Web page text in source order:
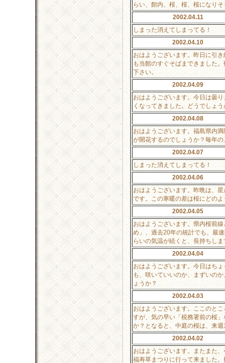
らい、館内、桜、桜、桜になり
2002.04.11
しまった消えてしまってる！
2002.04.10
おはようございます。昨日に引
も当館のすぐそばまできました
下さい。
2002.04.09
おはようございます。今日は曇
くなってきました。どうでしょ
2002.04.08
おはようございます。福島県内
が開花するのでしょうか？毎年
2002.04.07
しまった消えてしまってる！
2002.04.06
おはようございます。昨晩は、
です。この寒暖の差は桜にどの
2002.04.05
おはようございます。県内桜前
め」、過去20年の統計でも、最
らいの気温が続くと、長持ちし
2002.04.04
おはようございます。今日はち
も、咲いていいのか、まずいの
ょうか？
2002.04.03
おはようございます。ここのと
すが、気の早い「税務署前の桜
か？となると、中庭の桜は、来
2002.04.02
おはようございます。またまた
福寿草まつりに行って来ました